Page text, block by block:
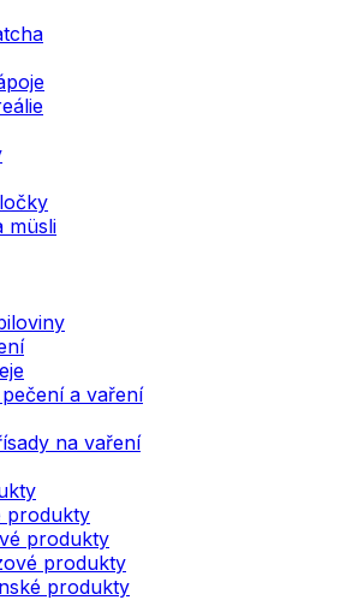
müsli
a vaření
na vaření
produkty
produkty
produkty
produkty